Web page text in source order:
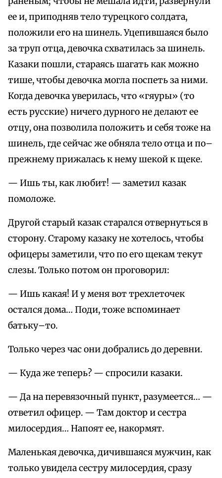
ее и, приподняв тело турецкого солдата,
положили его на шинель. Уцепившаяся было
за труп отца, девочка схватилась за шинель.
Казаки пошли, стараясь шагать как можно
тише, чтобы девочка могла поспеть за ними.
Когда девочка уверилась, что «гяуры» (то
есть русские) ничего дурного не делают ее
отцу, она позволила положить и себя тоже на
шинель, где сейчас же обняла тело отца и по–
прежнему прижалась к нему шекой к щеке.
— Ишь ты, как любит! — заметил казак
помоложе.
Другой старый казак старался отвернуться в
сторону. Старому казаку не хотелось, чтобы
офицеры заметили, что по его щекам текут
слезы. Только потом он проговорил:
— Ишь какая! И у меня вот трехлеточек
остался дома… Поди, тоже вспоминает
батьку–то.
Только через час они добрались до деревни.
— Куда же теперь? — спросили казаки.
— Да на перевязочный пункт, разумеется… —
ответил офицер. — Там доктор и сестра
милосердия… Напоят ее, накормят.
Маленькая девочка, дичившаяся мужчин, как
только увидела сестру милосердия, сразу